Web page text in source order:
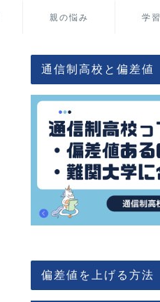
親の悩み 学
通信制高校と偏差値
偏差値を上げる方法